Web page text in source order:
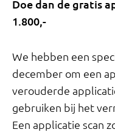
Doe dan de gratis
1.800,-
We hebben een
december om een
verouderde
gebruiken bij het
Een applicatie scan